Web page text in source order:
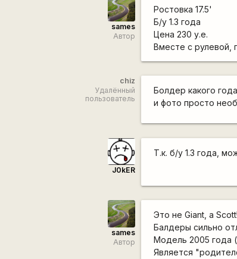
sames
Автор
Ростовка 17.5'
Б/у 1.3 года
Цена 230 у.е.
Вместе с рулевой,
chiz
Удалённый
пользователь
Болдер какого
и фото просто
J0kER
Т.к. б/у 1.3 года,
sames
Автор
Это не Giant, а Scott!
Балдеры сильно
Модель 2005 года
Является